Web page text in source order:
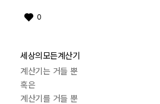
0
세상의모든계산기
계산기는 거들 뿐
혹은
계산기를 거들 뿐